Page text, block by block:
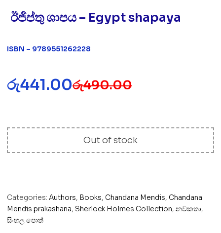
ඊජිප්තු ශාපය – Egypt shapaya
ISBN – 9789551262228
රු490.00
රු441.00
Out of stock
Categories: Authors, Books, Chandana Mendis, Chandana
Mendis prakashana, Sherlock Holmes Collection, නවකතා,
සිංහල පොත්